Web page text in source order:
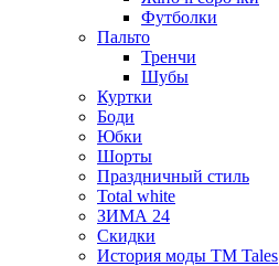
Футболки
Пальто
Тренчи
Шубы
Куртки
Боди
Юбки
Шорты
Праздничный стиль
Total white
ЗИМА 24
Скидки
История моды ТМ Tales